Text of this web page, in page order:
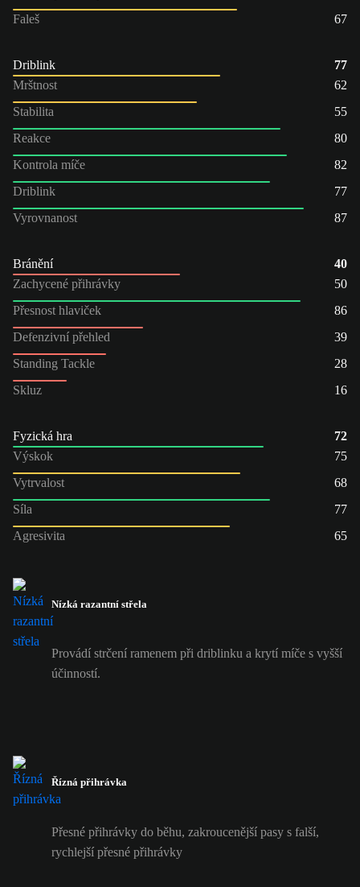
Faleš
67
Driblink
77
Mrštnost
62
Stabilita
55
Reakce
80
Kontrola míče
82
Driblink
77
Vyrovnanost
87
Bránění
40
Zachycené přihrávky
50
Přesnost hlaviček
86
Defenzivní přehled
39
Standing Tackle
28
Skluz
16
Fyzická hra
72
Výskok
75
Vytrvalost
68
Síla
77
Agresivita
65
Nízká razantní střela
Provádí strčení ramenem při driblinku a krytí míče s vyšší
účinností.
Řízná přihrávka
Přesné přihrávky do běhu, zakroucenější pasy s falší,
rychlejší přesné přihrávky